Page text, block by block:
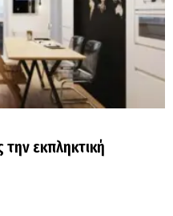
εκπληκτική